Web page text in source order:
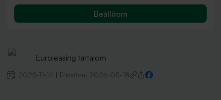
Beállítom
Euroleasing tartalom
2025-11-14 Frissítve: 2026-05-18